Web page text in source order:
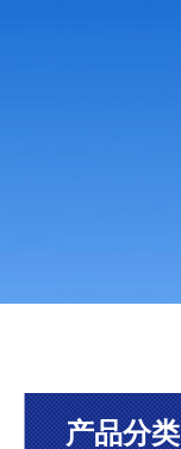
产品分类